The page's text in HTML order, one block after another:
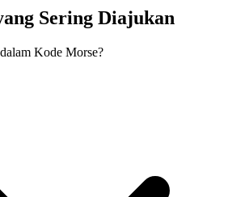
Sering Diajukan
Kode Morse?